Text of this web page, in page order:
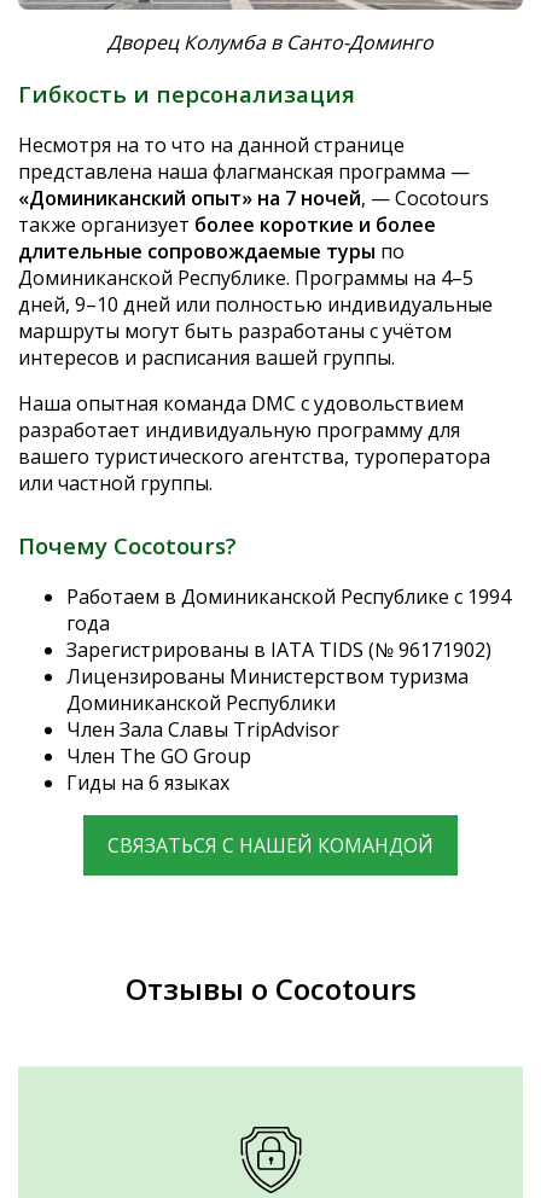
Дворец Колумба в Санто-Доминго
Гибкость и персонализация
Несмотря на то что на данной странице
представлена наша флагманская программа —
«Доминиканский опыт» на 7 ночей, — Cocotours
также организует более короткие и более
длительные сопровождаемые туры по
Доминиканской Республике. Программы на 4–5
дней, 9–10 дней или полностью индивидуальные
маршруты могут быть разработаны с учётом
интересов и расписания вашей группы.
Наша опытная команда DMC с удовольствием
разработает индивидуальную программу для
вашего туристического агентства, туроператора
или частной группы.
Почему Cocotours?
Работаем в Доминиканской Республике с 1994
года
Зарегистрированы в IATA TIDS (№ 96171902)
Лицензированы Министерством туризма
Доминиканской Республики
Член Зала Славы TripAdvisor
Член The GO Group
Гиды на 6 языках
СВЯЗАТЬСЯ С НАШЕЙ КОМАНДОЙ
Отзывы о Cocotours